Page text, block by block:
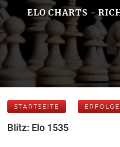
ELO CHARTS -
STARTSEITE ERFOLGE
Blitz: Elo 1535